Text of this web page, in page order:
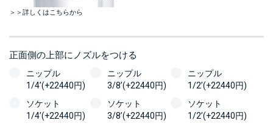
＞＞詳しくはこちらから
正面側の上部にノズルをつける
ニップル
1/4’(+22440円)
ニップル
3/8’(+22440円)
ニップル
1/2’(+22440円)
ソケット
1/4’(+22440円)
ソケット
3/8’(+22440円)
ソケット
1/2’(+22440円)